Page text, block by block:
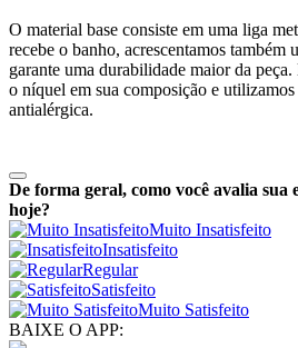
O material base consiste em uma liga
recebe o banho, acrescentamos também
garante uma durabilidade maior da peça.
o níquel em sua composição e
antialérgica.
De forma geral, como você avalia sua
hoje?
Muito Insatisfeito
Insatisfeito
Regular
Satisfeito
Muito Satisfeito
BAIXE O APP: